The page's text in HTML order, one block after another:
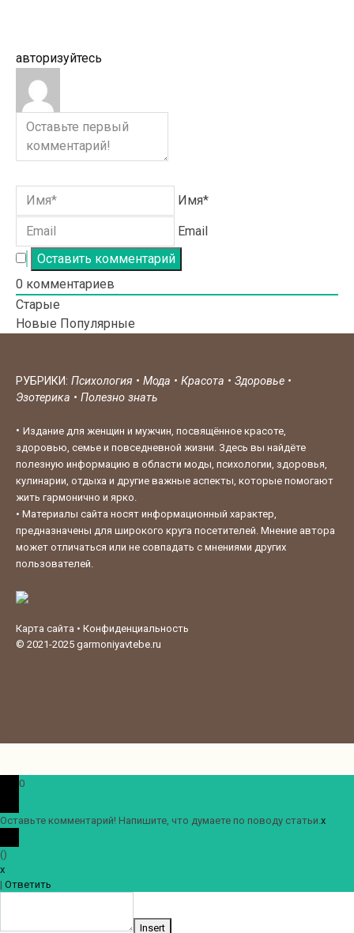
авторизуйтесь
Имя*
Email
0 комментариев
Старые
Новые Популярные
РУБРИКИ: Психология • Мода • Красота • Здоровье •
Эзотерика • Полезно знать
• Издание для женщин и мужчин, посвящённое красоте,
здоровью, семье и повседневной жизни. Здесь вы найдёте
полезную информацию в области моды, психологии, здоровья,
кулинарии, отдыха и другие важные аспекты, которые помогают
жить гармонично и ярко.
• Материалы сайта носят информационный характер,
предназначены для широкого круга посетителей. Мнение автора
может отличаться или не совпадать с мнениями других
пользователей.
Карта сайта • Конфиденциальность
© 2021-2025 garmoniyavtebe.ru
0
Оставьте комментарий! Напишите, что думаете по поводу статьи. x
()
x
| Ответить
Insert